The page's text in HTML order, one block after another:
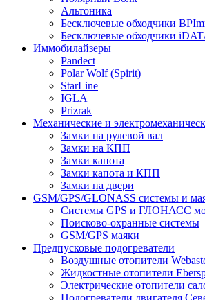
Альтоника
Бесключевые обходчики
Бесключевые обходчики
Иммобилайзеры
Pandect
Polar Wolf (Spirit)
StarLine
IGLA
Prizrak
Механические и
Замки на рулевой вал
Замки на КПП
Замки капота
Замки капота и КПП
Замки на двери
GSM/GPS/GLONASS системы и
Системы GPS и ГЛОНАСС
Поисково-охранные системы
GSM/GPS маяки
Предпусковые подогреватели
Воздушные отопители
Жидкостные отопители
Электрические отопители
Подогреватели двигателя